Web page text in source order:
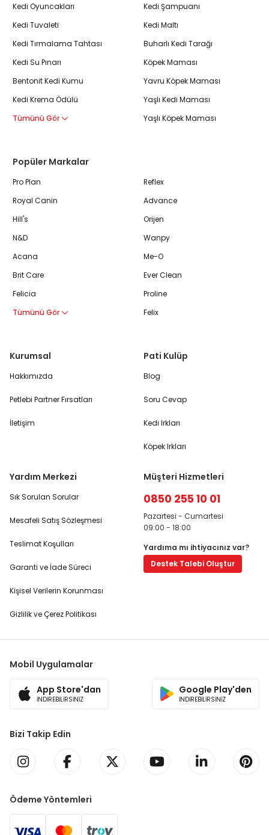
Kedi Oyuncakları
Kedi Tuvaleti
Kedi Tırmalama Tahtası
Kedi Su Pınarı
Bentonit Kedi Kumu
Kedi Krema Ödülü
Tümünü Gör
Kedi Şampuanı
Kedi Maltı
Buharlı Kedi Tarağı
Köpek Maması
Yavru Köpek Maması
Yaşlı Kedi Maması
Yaşlı Köpek Maması
Popüler Markalar
Pro Plan
Royal Canin
Hill's
N&D
Acana
Brit Care
Felicia
Tümünü Gör
Reflex
Advance
Orijen
Wanpy
Me-O
Ever Clean
Proline
Felix
Kurumsal
Hakkımızda
Petlebi Partner Fırsatları
İletişim
Pati Kulüp
Blog
Soru Cevap
Kedi Irkları
Köpek Irkları
Yardım Merkezi
Sık Sorulan Sorular
Mesafeli Satış Sözleşmesi
Teslimat Koşulları
Garanti ve İade Süreci
Kişisel Verilerin Korunması
Gizlilik ve Çerez Politikası
Müşteri Hizmetleri
0850 255 10 01
Pazartesi - Cumartesi
09:00 - 18:00
Yardıma mı ihtiyacınız var?
Destek Talebi Oluştur
Mobil Uygulamalar
App Store'dan
İNDİREBİLİRSİNİZ
Google Play'den
İNDİREBİLİRSİNİZ
Bizi Takip Edin
Ödeme Yöntemleri